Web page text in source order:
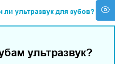
ли ультразвук для зубов?
ультразвук?